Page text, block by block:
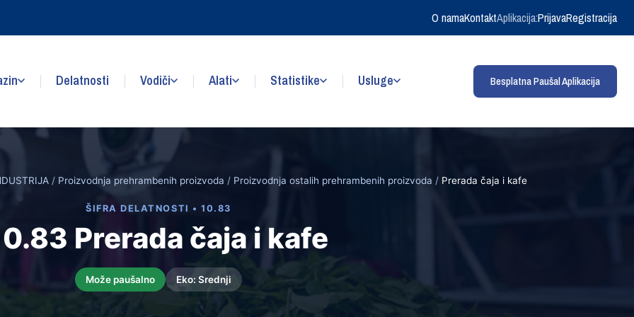
O namaKontaktAplikacija:PrijavaRegistracija
Delatnosti Vodiči Alati Statistike Usluge Besplatna Paušal Aplikacija
/ Proizvodnja prehrambenih proizvoda / Proizvodnja ostalih prehrambenih proizvoda / Prerada čaja i kafe
ŠIFRA DELATNOSTI • 10.83
Prerada čaja i kafe
Može paušalno Eko: Srednji